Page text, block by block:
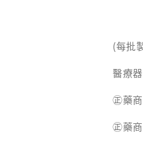
(每批
醫療
㊣藥
㊣藥